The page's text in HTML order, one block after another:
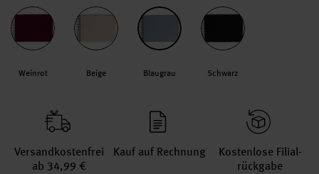
Weinrot Beige Blaugrau Schwarz
Versand­kosten­frei
ab 34,99 €
Kauf auf Rechnung
Kosten­lose Filial­
rückgabe